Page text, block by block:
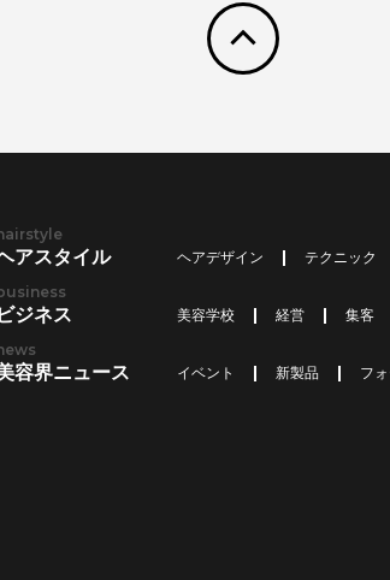
アスタイル ヘアデザイン テクニック
ビジネス 美容学校 経営 集客
容界ニュース イベント 新製品 フ